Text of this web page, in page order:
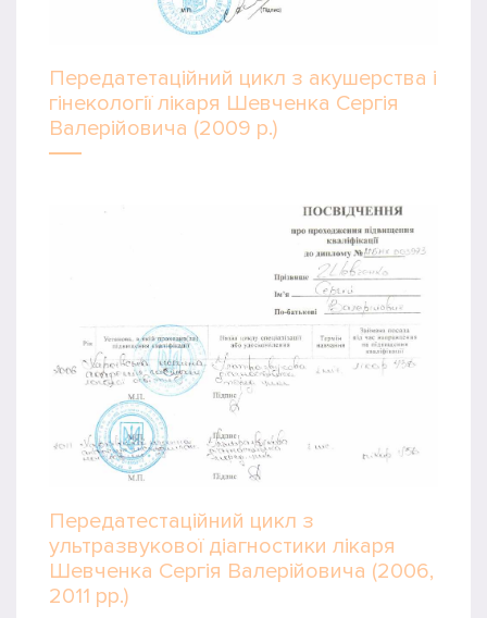
Передатетаційний цикл з акушерства і
гінекології лікаря Шевченка Сергія
Валерійовича (2009 р.)
Передатестаційний цикл з
ультразвукової діагностики лікаря
Шевченка Сергія Валерійовича (2006,
2011 рр.)